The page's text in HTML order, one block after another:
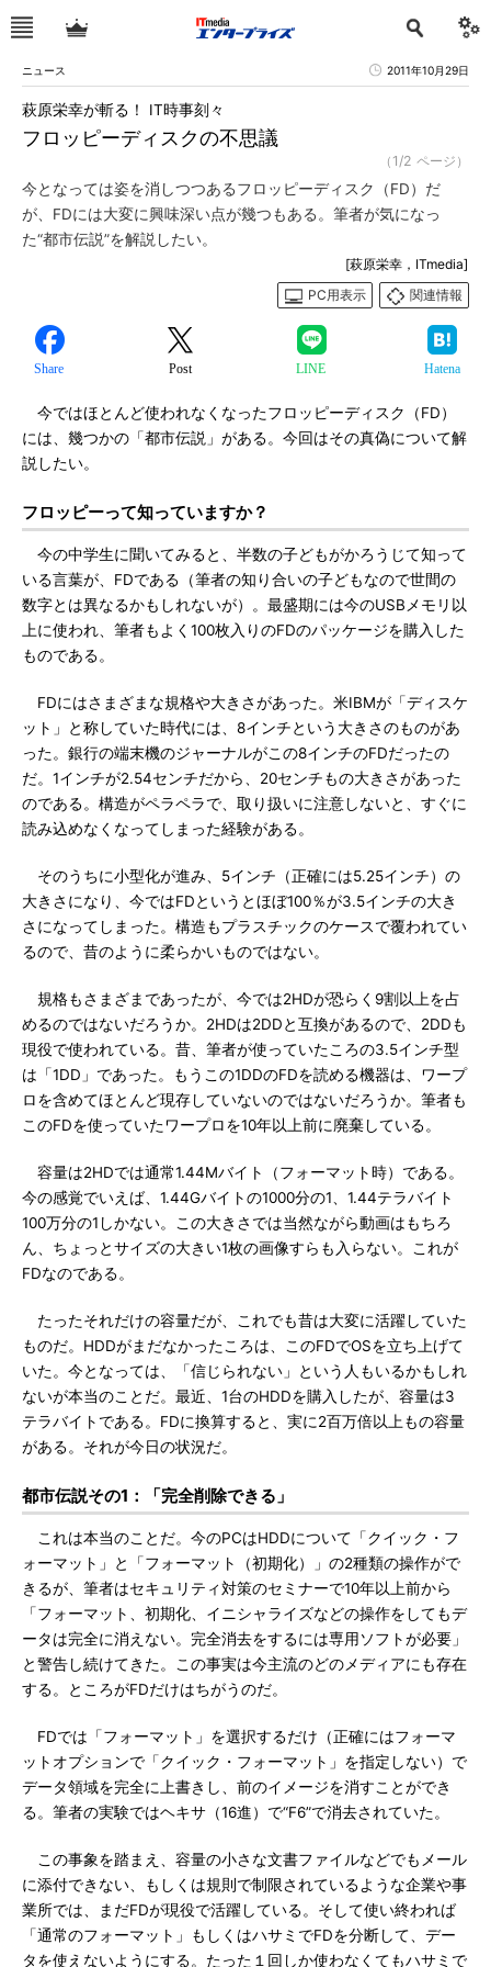
ニュース 2011年10月29日
フロッピーディスクの不思議
萩原栄幸が斬る！ IT時事刻々
（1/2 ページ）
今となっては姿を消しつつあるフロッピーディスク（FD）だ
が、FDには大変に興味深い点が幾つもある。筆者が気になっ
た“都市伝説”を解説したい。
[萩原栄幸，ITmedia]
PC用表示
関連情報
Share Post LINE Hatena
今ではほとんど使われなくなったフロッピーディスク（FD）
には、幾つかの「都市伝説」がある。今回はその真偽について解
説したい。
フロッピーって知っていますか？
今の中学生に聞いてみると、半数の子どもがかろうじて知って
いる言葉が、FDである（筆者の知り合いの子どもなので世間の
数字とは異なるかもしれないが）。最盛期には今のUSBメモリ以
上に使われ、筆者もよく100枚入りのFDのパッケージを購入した
ものである。
FDにはさまざまな規格や大きさがあった。米IBMが「ディスケ
ット」と称していた時代には、8インチという大きさのものがあ
った。銀行の端末機のジャーナルがこの8インチのFDだったの
だ。1インチが2.54センチだから、20センチもの大きさがあった
のである。構造がペラペラで、取り扱いに注意しないと、すぐに
読み込めなくなってしまった経験がある。
そのうちに小型化が進み、5インチ（正確には5.25インチ）の
大きさになり、今ではFDというとほぼ100％が3.5インチの大き
さになってしまった。構造もプラスチックのケースで覆われてい
るので、昔のように柔らかいものではない。
規格もさまざまであったが、今では2HDが恐らく9割以上を占
めるのではないだろうか。2HDは2DDと互換があるので、2DDも
現役で使われている。昔、筆者が使っていたころの3.5インチ型
は「1DD」であった。もうこの1DDのFDを読める機器は、ワープ
ロを含めてほとんど現存していないのではないだろうか。筆者も
このFDを使っていたワープロを10年以上前に廃棄している。
容量は2HDでは通常1.44Mバイト（フォーマット時）である。
今の感覚でいえば、1.44Gバイトの1000分の1、1.44テラバイト
100万分の1しかない。この大きさでは当然ながら動画はもちろ
ん、ちょっとサイズの大きい1枚の画像すらも入らない。これが
FDなのである。
たったそれだけの容量だが、これでも昔は大変に活躍していた
ものだ。HDDがまだなかったころは、このFDでOSを立ち上げて
いた。今となっては、「信じられない」という人もいるかもしれ
ないが本当のことだ。最近、1台のHDDを購入したが、容量は3
テラバイトである。FDに換算すると、実に2百万倍以上もの容量
がある。それが今日の状況だ。
都市伝説その1：「完全削除できる」
これは本当のことだ。今のPCはHDDについて「クイック・フ
ォーマット」と「フォーマット（初期化）」の2種類の操作がで
きるが、筆者はセキュリティ対策のセミナーで10年以上前から
「フォーマット、初期化、イニシャライズなどの操作をしてもデ
ータは完全に消えない。完全消去をするには専用ソフトが必要」
と警告し続けてきた。この事実は今主流のどのメディアにも存在
する。ところがFDだけはちがうのだ。
FDでは「フォーマット」を選択するだけ（正確にはフォーマ
ットオプションで「クイック・フォーマット」を指定しない）で
データ領域を完全に上書きし、前のイメージを消すことができ
る。筆者の実験ではヘキサ（16進）で“F6”で消去されていた。
この事象を踏まえ、容量の小さな文書ファイルなどでもメール
に添付できない、もしくは規則で制限されているような企業や事
業所では、まだFDが現役で活躍している。そして使い終われば
「通常のフォーマット」もしくはハサミでFDを分断して、デー
タを使えないようにする。たった１回しか使わなくてもハサミで